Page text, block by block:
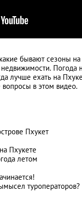
бывают сезоны
Погода
лучше ехать на
в этом видео.
Пхукет
Пхукете
летом
туроператоров?